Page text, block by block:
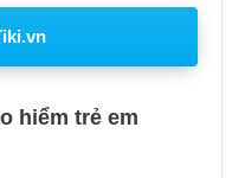
hiểm trẻ em